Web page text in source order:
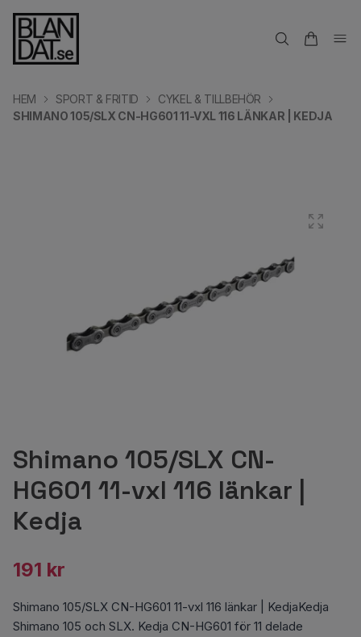
HEM SPORT & FRITID
CYKEL & TILLBEHÖR
SHIMANO 105/SLX CN-HG601 11-VXL 116 LÄNKAR | KEDJA
Shimano 105/SLX CN-
HG601 11-vxl 116 länkar |
Kedja
191 kr
Shimano 105/SLX CN-HG601 11-vxl 116 länkar | KedjaKedja
Shimano 105 och SLX. Kedja CN-HG601 för 11 delade